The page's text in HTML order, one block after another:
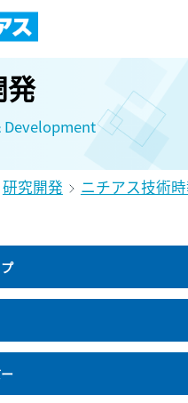
発
Development
研究開発
ニチアス技術